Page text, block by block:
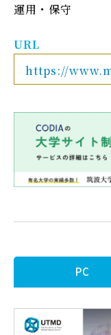
運用・保守
URL
https://
PC